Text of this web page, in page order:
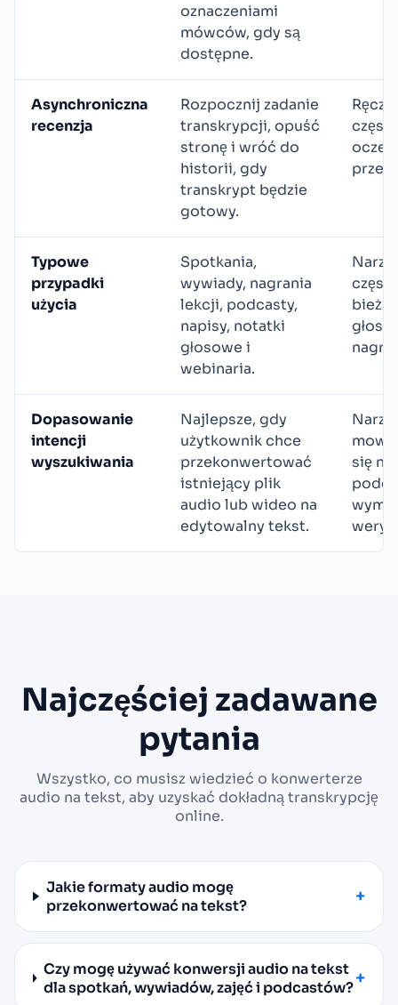
oznaczeniami
mówców, gdy są
dostępne.
Asynchroniczna
recenzja
Rozpocznij zadanie
transkrypcji, opuść
stronę i wróć do
historii, gdy
transkrypt będzie
gotowy.
Typowe
przypadki
użycia
Spotkania,
wywiady, nagrania
lekcji, podcasty,
napisy, notatki
głosowe i
webinaria.
Dopasowanie
intencji
wyszukiwania
Najlepsze, gdy
użytkownik chce
przekonwertować
istniejący plik
audio lub wideo na
edytowalny tekst.
się
Najczęściej zadawane
pytania
Wszystko, co musisz wiedzieć o konwerterze
audio na tekst, aby uzyskać dokładną transkrypcję
online.
Jakie formaty audio mogę
przekonwertować na tekst?
Czy mogę używać konwersji audio na tekst
dla spotkań, wywiadów, zajęć i podcastów?